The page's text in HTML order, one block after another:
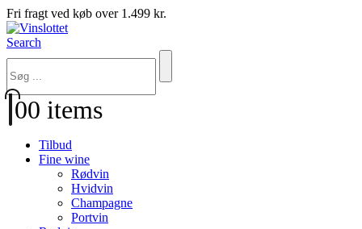
Fri fragt ved køb over 1.499 kr.
Search
00 items
Tilbud
Fine wine
Rødvin
Hvidvin
Champagne
Portvin